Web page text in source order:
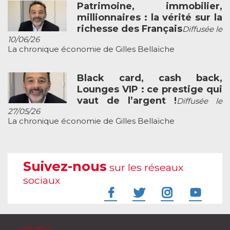
Patrimoine, immobilier,
millionnaires : la vérité sur la
richesse des FrançaisDiffusée le
10/06/26
La chronique économie de Gilles Bellaïche
Black card, cash back,
Lounges VIP : ce prestige qui
vaut de l’argent !Diffusée le
27/05/26
La chronique économie de Gilles Bellaïche
Suivez-nous sur les réseaux
sociaux